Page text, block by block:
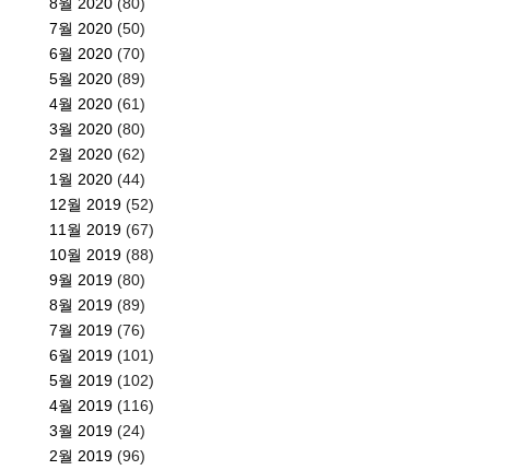
7월 2020 (50)
6월 2020 (70)
5월 2020 (89)
4월 2020 (61)
3월 2020 (80)
2월 2020 (62)
1월 2020 (44)
12월 2019 (52)
11월 2019 (67)
10월 2019 (88)
9월 2019 (80)
8월 2019 (89)
7월 2019 (76)
6월 2019 (101)
5월 2019 (102)
4월 2019 (116)
3월 2019 (24)
2월 2019 (96)